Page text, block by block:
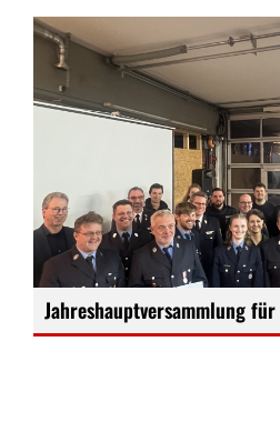
Jahreshauptversammlung